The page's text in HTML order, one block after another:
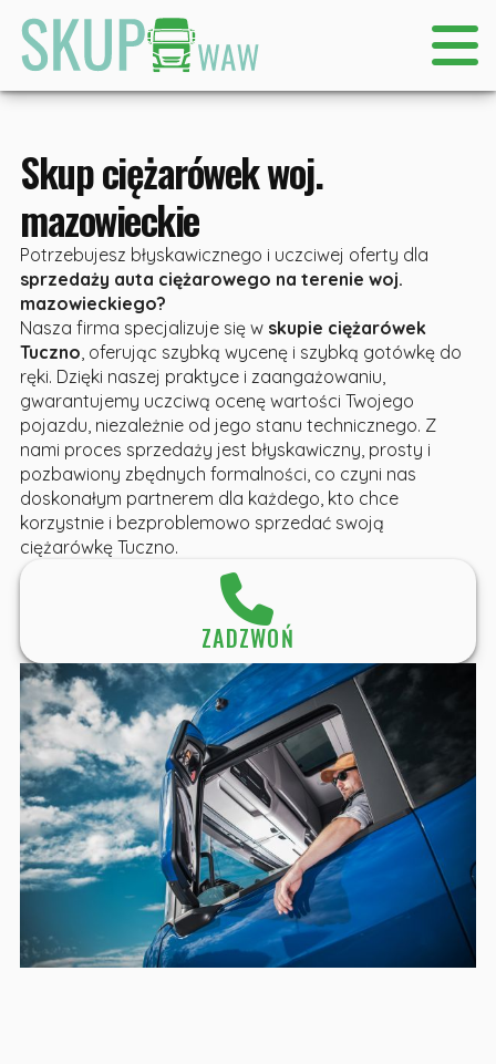
Skup ciężarówek woj.
mazowieckie
Potrzebujesz błyskawicznego i uczciwej oferty dla
sprzedaży auta ciężarowego na terenie woj.
mazowieckiego?
Nasza firma specjalizuje się w skupie ciężarówek
Tuczno, oferując szybką wycenę i szybką gotówkę do
ręki. Dzięki naszej praktyce i zaangażowaniu,
gwarantujemy uczciwą ocenę wartości Twojego
pojazdu, niezależnie od jego stanu technicznego. Z
nami proces sprzedaży jest błyskawiczny, prosty i
pozbawiony zbędnych formalności, co czyni nas
doskonałym partnerem dla każdego, kto chce
korzystnie i bezproblemowo sprzedać swoją
ciężarówkę Tuczno.
ZADZWOŃ